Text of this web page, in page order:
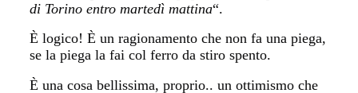
di Torino entro martedì mattina“.
È logico! È un ragionamento che non fa una piega,
se la piega la fai col ferro da stiro spento.
È una cosa bellissima, proprio.. un ottimismo che